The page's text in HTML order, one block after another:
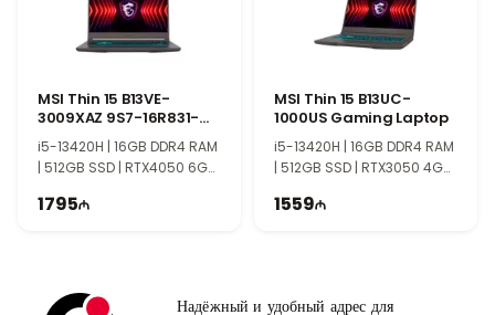
MSI Thin 15 B13VE-
3009XAZ 9S7-16R831-
3009
i5-13420H | 16GB DDR4 RAM
| 512GB SSD | RTX4050 6GB
1795
MSI Thin 15 B13UC-
1000US Gaming Laptop
i5-13420H | 16GB DDR4 RAM
| 512GB SSD | RTX3050 4GB
1559
Надёжный и удобный адрес для